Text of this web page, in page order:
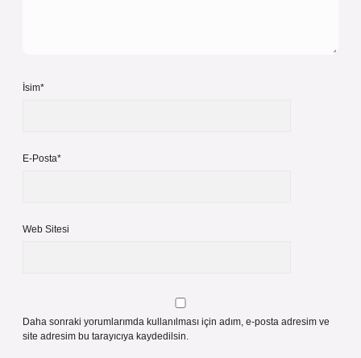
İsim*
E-Posta*
Web Sitesi
Daha sonraki yorumlarımda kullanılması için adım, e-posta adresim ve
site adresim bu tarayıcıya kaydedilsin.